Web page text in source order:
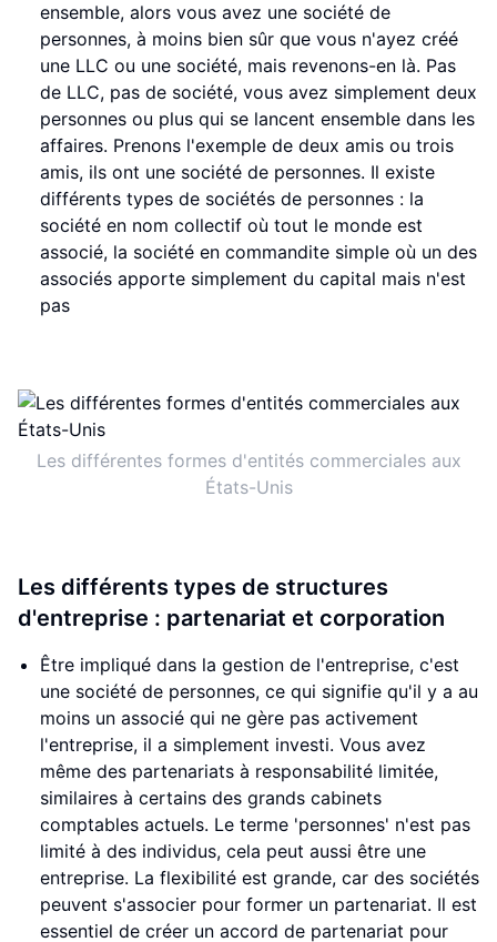
ensemble, alors vous avez une société de
personnes, à moins bien sûr que vous n'ayez créé
une LLC ou une société, mais revenons-en là. Pas
de LLC, pas de société, vous avez simplement deux
personnes ou plus qui se lancent ensemble dans les
affaires. Prenons l'exemple de deux amis ou trois
amis, ils ont une société de personnes. Il existe
différents types de sociétés de personnes : la
société en nom collectif où tout le monde est
associé, la société en commandite simple où un des
associés apporte simplement du capital mais n'est
pas
Les différentes formes d'entités commerciales aux
États-Unis
Les différents types de structures
d'entreprise : partenariat et corporation
Être impliqué dans la gestion de l'entreprise, c'est
une société de personnes, ce qui signifie qu'il y a au
moins un associé qui ne gère pas activement
l'entreprise, il a simplement investi. Vous avez
même des partenariats à responsabilité limitée,
similaires à certains des grands cabinets
comptables actuels. Le terme 'personnes' n'est pas
limité à des individus, cela peut aussi être une
entreprise. La flexibilité est grande, car des sociétés
peuvent s'associer pour former un partenariat. Il est
essentiel de créer un accord de partenariat pour